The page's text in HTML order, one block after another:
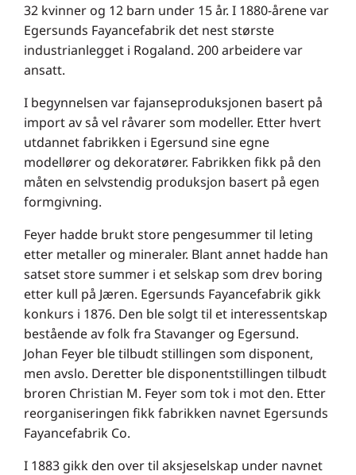
32 kvinner og 12 barn under 15 år. I 1880-årene var
Egersunds Fayancefabrik det nest største
industrianlegget i Rogaland. 200 arbeidere var
ansatt.
I begynnelsen var fajanseproduksjonen basert på
import av så vel råvarer som modeller. Etter hvert
utdannet fabrikken i Egersund sine egne
modellører og dekoratører. Fabrikken fikk på den
måten en selvstendig produksjon basert på egen
formgivning.
Feyer hadde brukt store pengesummer til leting
etter metaller og mineraler. Blant annet hadde han
satset store summer i et selskap som drev boring
etter kull på Jæren. Egersunds Fayancefabrik gikk
konkurs i 1876. Den ble solgt til et interessentskap
bestående av folk fra Stavanger og Egersund.
Johan Feyer ble tilbudt stillingen som disponent,
men avslo. Deretter ble disponentstillingen tilbudt
broren Christian M. Feyer som tok i mot den. Etter
reorganiseringen fikk fabrikken navnet Egersunds
Fayancefabrik Co.
I 1883 gikk den over til aksjeselskap under navnet